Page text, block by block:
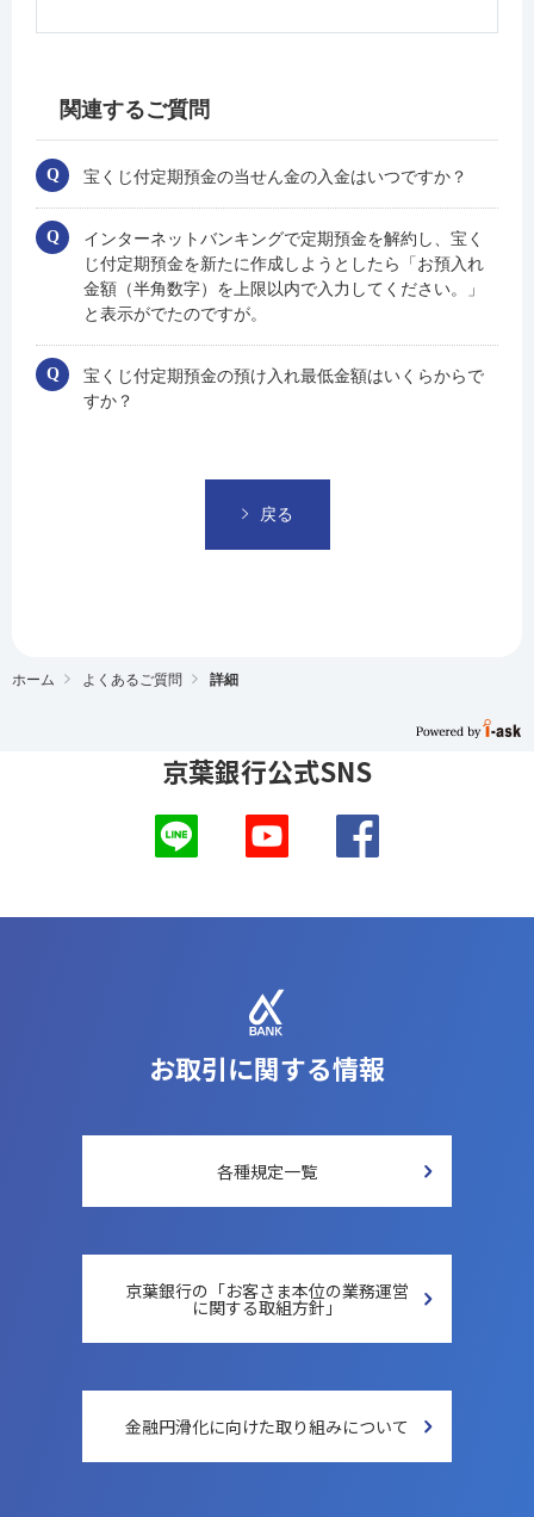
関連するご質問
宝くじ付定期預金の当せん金の入金はいつですか？
インターネットバンキングで定期預金を解約し、宝く
じ付定期預金を新たに作成しようとしたら「お預入れ
金額（半角数字）を上限以内で入力してください。」
と表示がでたのですが。
宝くじ付定期預金の預け入れ最低金額はいくらからで
すか？
戻る
ホーム よくあるご質問 詳細
京葉銀行公式SNS
お取引に関する情報
各種規定一覧
京葉銀行の「お客さま本位の業務運営
に関する取組方針」
金融円滑化に向けた取り組みについて